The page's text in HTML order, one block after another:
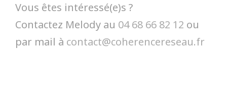
Vous êtes intéressé(e)s ?
Contactez Melody au 04 68 66 82 12 ou
par mail à contact@coherencereseau.fr